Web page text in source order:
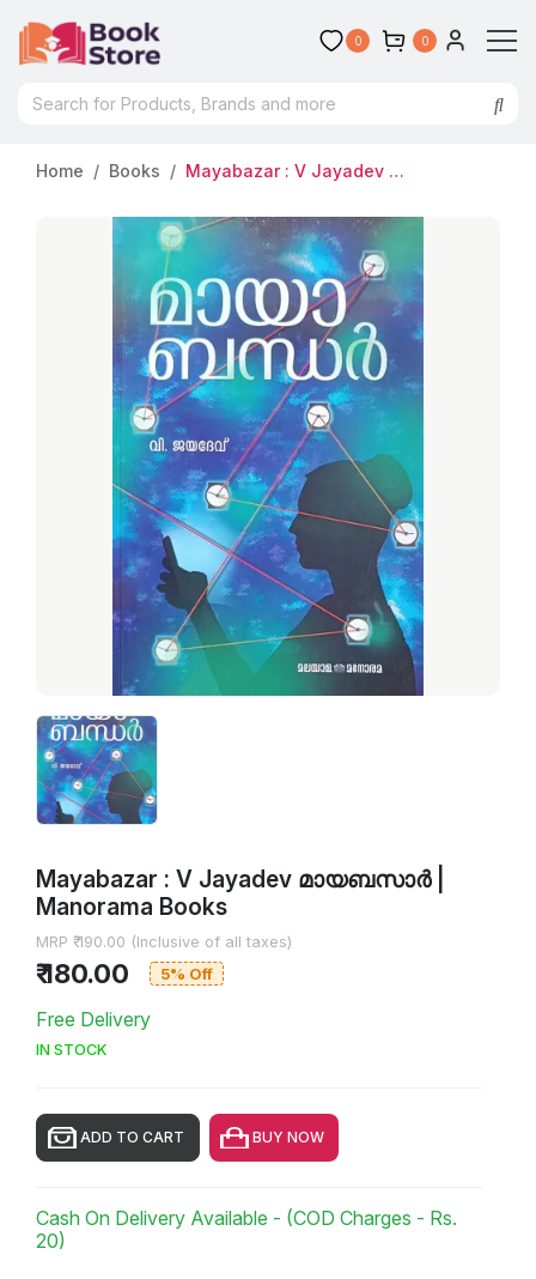
0 0
Home Books Mayabazar : V Jayadev മായബസാര്‍ | Manorama Books
Mayabazar : V Jayadev മായബസാര്‍ |
Manorama Books
MRP ₹ 190.00 (Inclusive of all taxes)
₹ 180.00 5% Off
Free Delivery
IN STOCK
ADD TO CART BUY NOW
Cash On Delivery Available - (COD Charges - Rs.
20)